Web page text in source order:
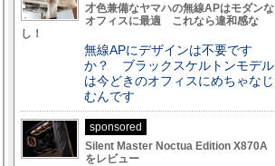
才色兼備なヤマハの無線APはモダンな
オフィスに最適 これなら違和感な
し！
無線APにデザインは不要です
か？ ブラックスケルトンモデル
は今どきのオフィスにめちゃなじ
むんです
sponsored
Silent Master Noctua Edition X870A
をレビュー